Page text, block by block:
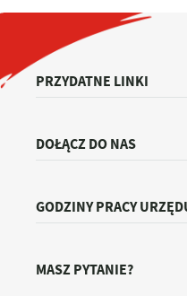
PRZYDATNE LINKI
DOŁĄCZ DO NAS
GODZINY PRACY
MASZ PYTANIE?